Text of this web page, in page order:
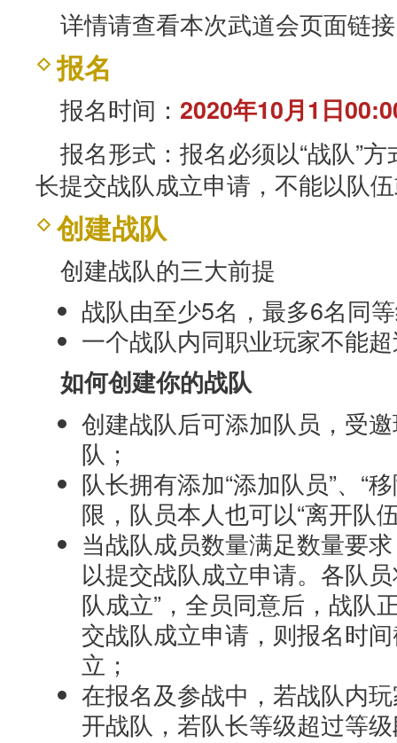
详情请查看本次武道会页面链接
报名
报名时间： 2020年10月1日
报名形式：报名必须以“战队”
长提交战队成立申请，不能以队
创建战队
创建战队的三大前提
战队由至少5名，最多6名同
一个战队内同职业玩家不能
如何创建你的战队
创建战队后可添加队员，受
队；
队长拥有添加“添加队员”、“
限，队员本人也可以“离开队
当战队成员数量满足数量要
以提交战队成立申请。各队
队成立”，全员同意后，战队
交战队成立申请，则报名时
立；
在报名及参战中，若战队内
开战队，若队长等级超过等